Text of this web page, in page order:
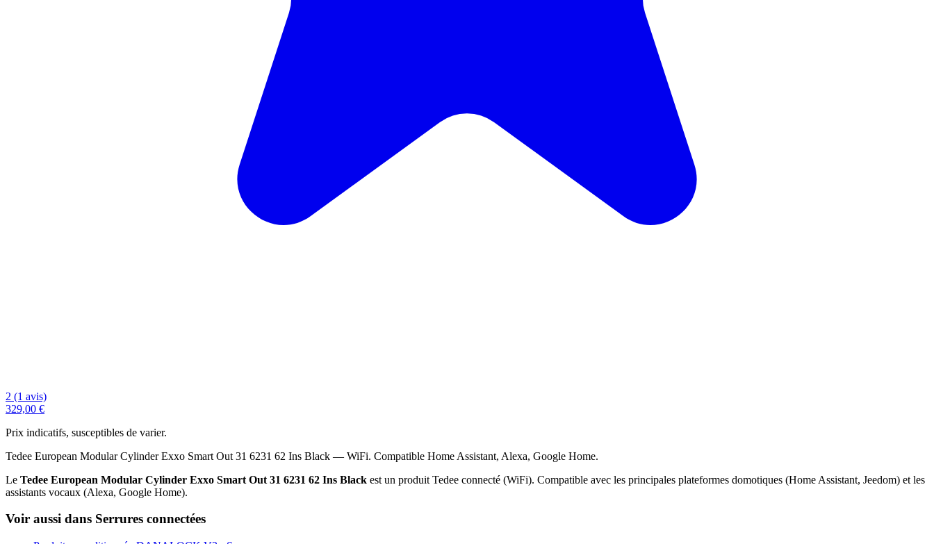
2 (1 avis)
329,00 €
Prix indicatifs, susceptibles de varier.
Tedee European Modular Cylinder Exxo Smart Out 31 6231 62 Ins Black — WiFi. Compatible Home Assistant, Alexa, Google Home.
Le Tedee European Modular Cylinder Exxo Smart Out 31 6231 62 Ins Black est un produit Tedee connecté (WiFi). Compatible avec les principales plateformes domotiques (Home Assistant, Jeedom) et les
assistants vocaux (Alexa, Google Home).
Voir aussi dans Serrures connectées